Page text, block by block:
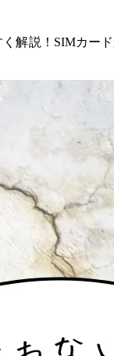
解説！SIMカー